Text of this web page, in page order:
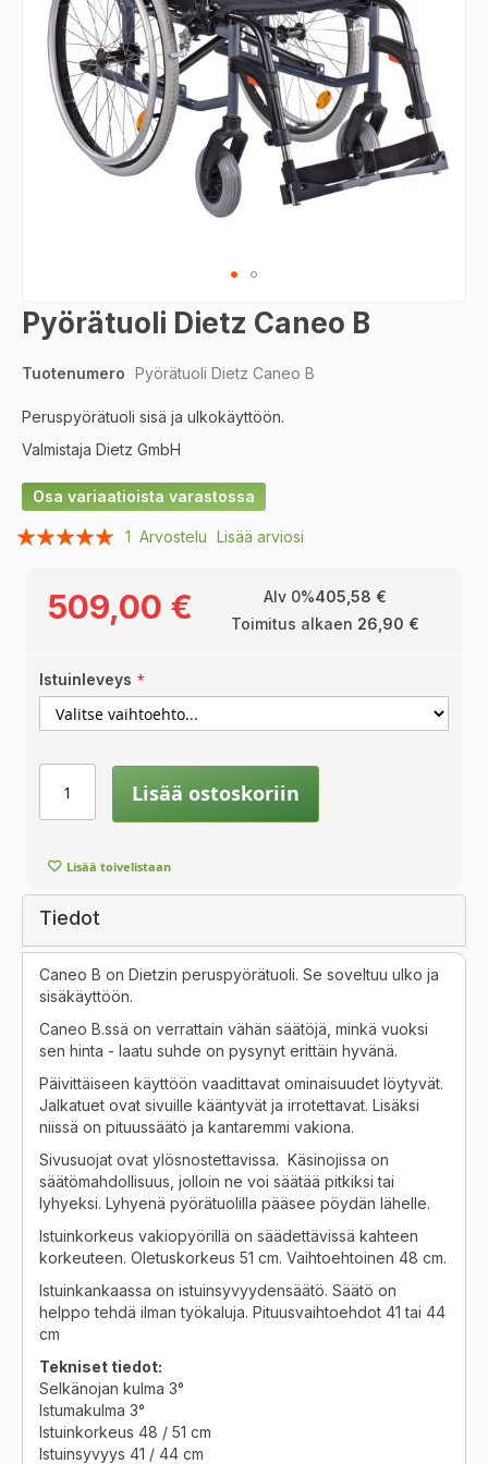
Skip
to
beginning
the
images
Pyörätuoli Dietz Caneo B
Tuotenumero Pyörätuoli Dietz Caneo B
Peruspyörätuoli sisä ja ulkokäyttöön.
Valmistaja Dietz GmbH
Osa variaatioista varastossa
Arvosana:
1 Arvostelu Lisää arviosi
509,00 € Alv 0%405,58 €
Toimitus alkaen 26,90 €
Istuinleveys
Lisää ostoskoriin
Lisää toivelistaan
Tiedot
Caneo B on Dietzin peruspyörätuoli. Se soveltuu ulko ja
sisäkäyttöön.
Caneo B.ssä on verrattain vähän säätöjä, minkä vuoksi
sen hinta - laatu suhde on pysynyt erittäin hyvänä.
Päivittäiseen käyttöön vaadittavat ominaisuudet löytyvät.
Jalkatuet ovat sivuille kääntyvät ja irrotettavat. Lisäksi
niissä on pituussäätö ja kantaremmi vakiona.
Sivusuojat ovat ylösnostettavissa. Käsinojissa on
säätömahdollisuus, jolloin ne voi säätää pitkiksi tai
lyhyeksi. Lyhyenä pyörätuolilla pääsee pöydän lähelle.
Istuinkorkeus vakiopyörillä on säädettävissä kahteen
korkeuteen. Oletuskorkeus 51 cm. Vaihtoehtoinen 48 cm.
Istuinkankaassa on istuinsyvyydensäätö. Säätö on
helppo tehdä ilman työkaluja. Pituusvaihtoehdot 41 tai 44
cm
Tekniset tiedot:
Selkänojan kulma 3°
Istumakulma 3°
Istuinkorkeus 48 / 51 cm
Istuinsyvyys 41 / 44 cm